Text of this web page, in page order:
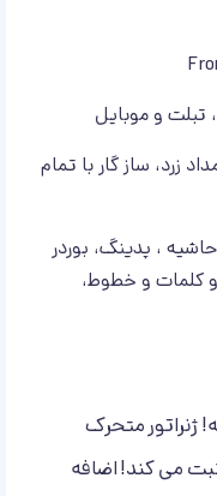
و موبایل
زرد، ساز گار با تمام
، پدینگ، بوردر
کلمات و خطوط،
ژنراتور متحرک
می کند! اضافه